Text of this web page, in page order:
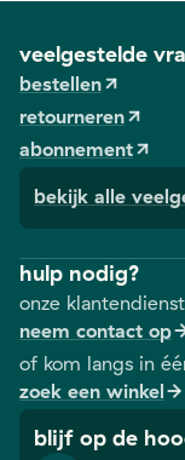
veelgestelde
bestellen
retourneren
abonnement
bekijk alle
hulp nodig?
onze
neem contact op
of kom langs in
zoek een winkel
blijf op de